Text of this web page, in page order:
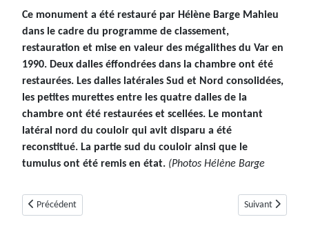
Ce monument a été restauré par Hélène Barge Mahieu
dans le cadre du programme de classement,
restauration et mise en valeur des mégalithes du Var en
1990. Deux dalles éffondrées dans la chambre ont été
restaurées. Les dalles latérales Sud et Nord consolidées,
les petites murettes entre les quatre dalles de la
chambre ont été restaurées et scellées. Le montant
latéral nord du couloir qui avit disparu a été
reconstitué. La partie sud du couloir ainsi que le
tumulus ont été remis en état. (Photos Hélène Barge
Article précédent : Dolmen de Riens ou de Saint-Pierre (Mons, Var)
Précédent Article suivant :
Suivant